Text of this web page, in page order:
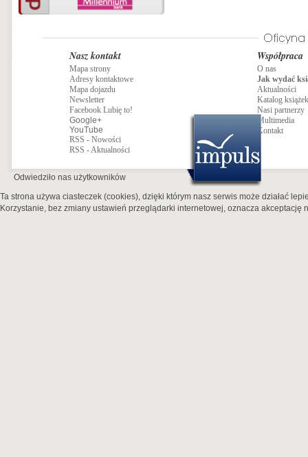
Nasz kontakt
Mapa strony
Adresy kontaktowe
Mapa dojazdu
Newsletter
Facebook Lubię to!
Google+
YouTube
RSS - Nowości
RSS - Aktualności
Współpraca
O nas
Jak wydać
Aktualności
Katalog książek
Nasi partnerzy
Multimedia
Kontakt
Odwiedziło nas użytkowników
Ta strona używa ciasteczek (cookies), dzięki którym nasz serwis może działać
Korzystanie, bez zmiany ustawień przeglądarki internetowej, oznacza akceptację